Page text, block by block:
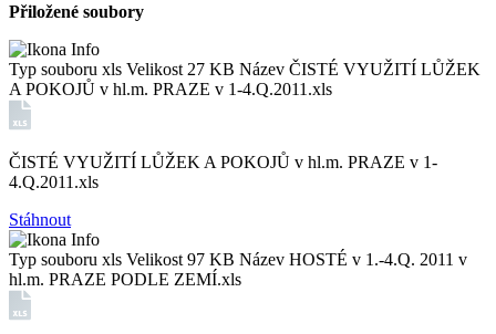
Přiložené soubory
Typ souboru xls Velikost 27 KB Název ČISTÉ VYUŽITÍ LŮŽEK
A POKOJŮ v hl.m. PRAZE v 1-4.Q.2011.xls
ČISTÉ VYUŽITÍ LŮŽEK A POKOJŮ v hl.m. PRAZE v 1-
4.Q.2011.xls
Stáhnout
Typ souboru xls Velikost 97 KB Název HOSTÉ v 1.-4.Q. 2011 v
hl.m. PRAZE PODLE ZEMÍ.xls